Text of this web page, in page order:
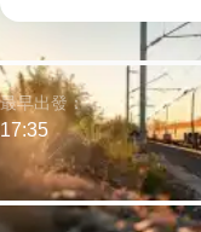
最早出發：
17:35